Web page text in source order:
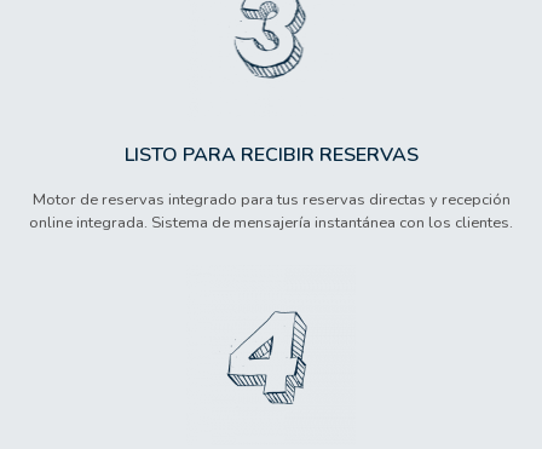
LISTO PARA RECIBIR RESERVAS
Motor de reservas integrado para tus reservas directas y recepción
online integrada. Sistema de mensajería instantánea con los clientes.